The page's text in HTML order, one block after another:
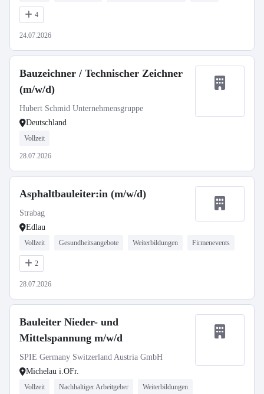
4
24.07.2026
Bauzeichner / Technischer Zeichner
(m/w/d)
Hubert Schmid Unternehmensgruppe
Deutschland
Vollzeit
28.07.2026
Asphaltbauleiter:in (m/w/d)
Strabag
Edlau
Vollzeit Gesundheitsangebote Weiterbildungen Firmenevents
2
28.07.2026
Bauleiter Nieder- und
Mittelspannung m/w/d
SPIE Germany Switzerland Austria GmbH
Michelau i.OFr.
Vollzeit Nachhaltiger Arbeitgeber Weiterbildungen